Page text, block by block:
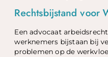
Rechtsbijstand voor
Een advocaat
werknemers bijstaan bij
problemen op de